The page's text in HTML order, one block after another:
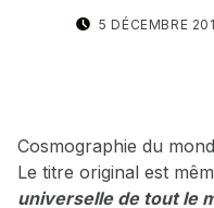
POSTED ON:
5 DÉCEMBRE
Cosmographie du
Le titre original est
universelle de tout le